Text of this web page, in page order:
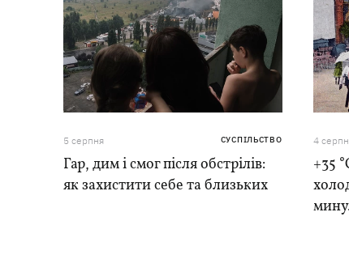
5 серпня СУСПІЛЬСТВО
Гар, дим і смог після обстрілів:
як захистити себе та близьких
4
+35